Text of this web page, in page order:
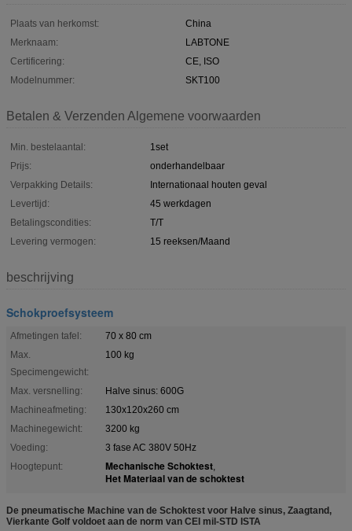
Plaats van herkomst:
China
Merknaam:
LABTONE
Certificering:
CE, ISO
Modelnummer:
SKT100
Betalen & Verzenden Algemene voorwaarden
Min. bestelaantal:
1set
Prijs:
onderhandelbaar
Verpakking Details:
Internationaal houten geval
Levertijd:
45 werkdagen
Betalingscondities:
T/T
Levering vermogen:
15 reeksen/Maand
beschrijving
Schokproefsysteem
Afmetingen tafel:
70 x 80 cm
Max.
Specimengewicht:
100 kg
Max. versnelling:
Halve sinus: 600G
Machineafmeting:
130x120x260 cm
Machinegewicht:
3200 kg
Voeding:
3 fase AC 380V 50Hz
Hoogtepunt:
Mechanische Schoktest,
Het Materiaal van de schoktest
De pneumatische Machine van de Schoktest voor Halve sinus, Zaagtand,
Vierkante Golf voldoet aan de norm van CEI mil-STD ISTA